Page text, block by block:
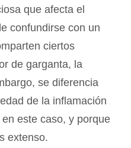
que afecta el
confundirse con un
ciertos
de garganta, la
se diferencia
de la inflamación
este caso, y porque
extenso.